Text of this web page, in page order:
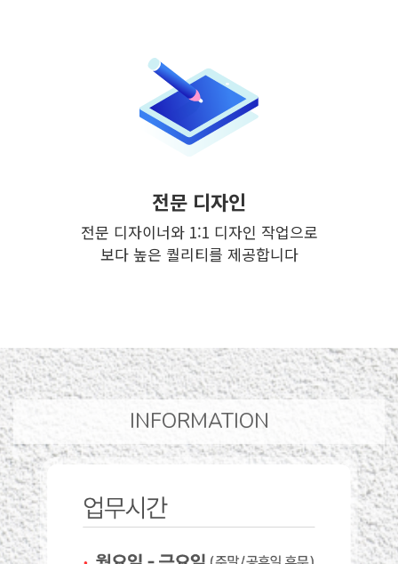
전문 디자인
전문 디자이너와 1:1 디자인 작업으로
보다 높은 퀄리티를 제공합니다
INFORMATION